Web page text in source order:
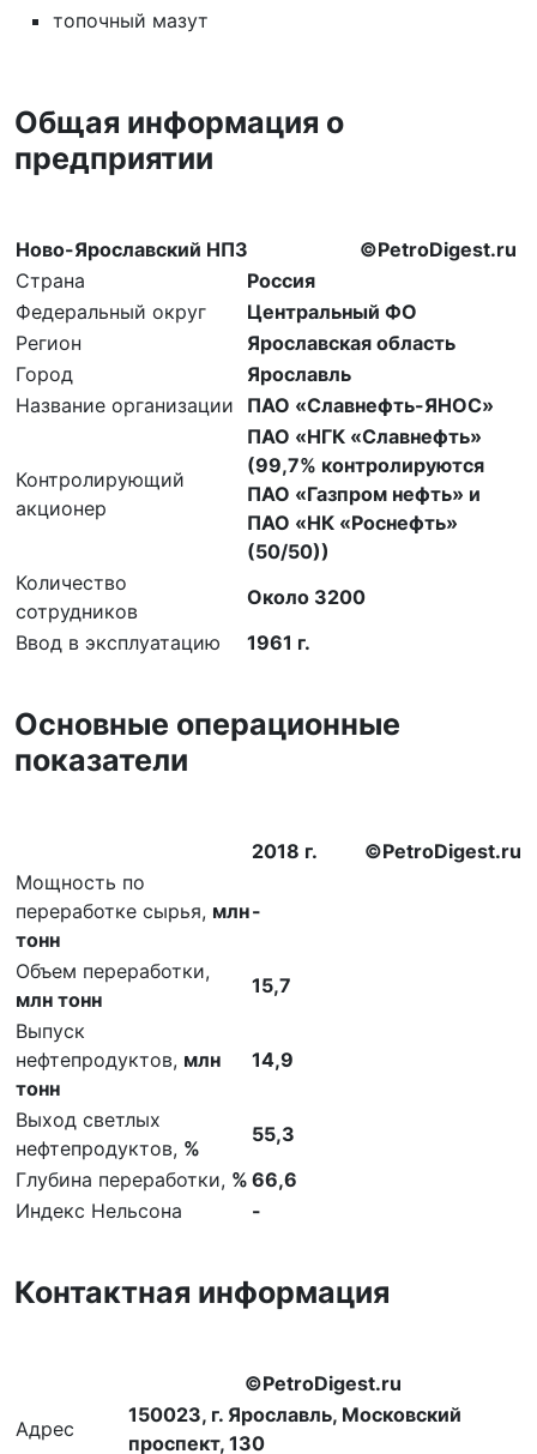
топочный мазут
Общая информация о
предприятии
Ново-Ярославский НПЗ
©PetroDigest.ru
Страна
Россия
Федеральный округ
Центральный ФО
Регион
Ярославская область
Город
Ярославль
Название организации
ПАО «Славнефть-ЯНОС»
Контролирующий
акционер
ПАО «НГК «Славнефть»
(99,7% контролируются
ПАО «Газпром нефть» и
ПАО «НК «Роснефть»
(50/50))
Количество
сотрудников
Около 3200
Ввод в эксплуатацию
1961 г.
Основные операционные
показатели
2018 г.
©PetroDigest.ru
Мощность по
переработке сырья, млн
тонн
-
Объем переработки,
млн тонн
15,7
Выпуск
нефтепродуктов, млн
тонн
14,9
Выход светлых
нефтепродуктов, %
55,3
Глубина переработки, % 66,6
Индекс Нельсона
-
Контактная информация
©PetroDigest.ru
Адрес
150023, г. Ярославль, Московский
проспект, 130